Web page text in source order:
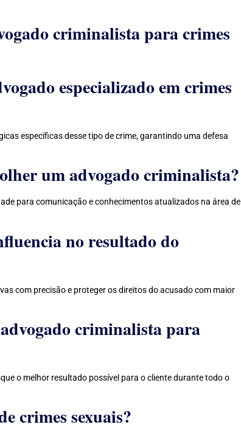
criminalista para crimes
especializado em crimes
específicas desse tipo de crime, garantindo uma defesa
um advogado criminalista?
para comunicação e conhecimentos atualizados na área de
no resultado do
com precisão e proteger os direitos do acusado com maior
criminalista para
o melhor resultado possível para o cliente durante todo o
crimes sexuais?